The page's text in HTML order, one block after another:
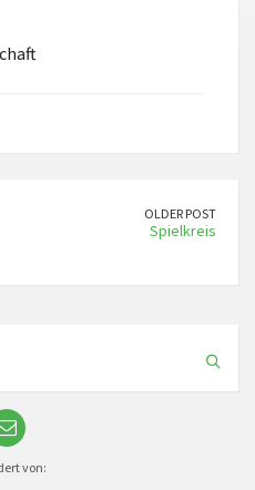
OLDER POST
Spielkreis
von: